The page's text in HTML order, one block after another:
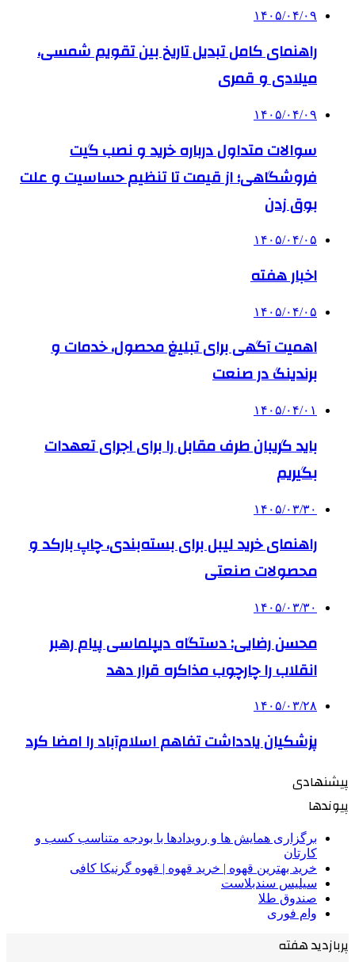
۱۴۰۵/۰۴/۰۹
راهنمای کامل تبدیل تاریخ بین تقویم شمسی،
میلادی و قمری
۱۴۰۵/۰۴/۰۹
سوالات متداول درباره خرید و نصب گیت
فروشگاهی؛ از قیمت تا تنظیم حساسیت و علت
بوق زدن
۱۴۰۵/۰۴/۰۵
اخبار هفته
۱۴۰۵/۰۴/۰۵
اهمیت آگهی برای تبلیغ محصول، خدمات و
برندینگ در صنعت
۱۴۰۵/۰۴/۰۱
باید گریبان طرف مقابل را برای اجرای تعهدات
بگیریم
۱۴۰۵/۰۳/۳۰
راهنمای خرید لیبل برای بسته‌بندی، چاپ بارکد و
محصولات صنعتی
۱۴۰۵/۰۳/۳۰
محسن رضایی: دستگاه دیپلماسی پیام رهبر
انقلاب را چارچوب مذاکره قرار دهد
۱۴۰۵/۰۳/۲۸
پزشکیان یادداشت تفاهم اسلام‌آباد را امضا کرد
پیشنهادی
پیوندها
برگزاری همایش ها و رویدادها با بودجه متناسب کسب و
کارتان
خرید بهترین قهوه | خرید قهوه | قهوه گرنیکا کافی
سیلیس سندبلاست
صندوق طلا
وام فوری
پربازدید هفته